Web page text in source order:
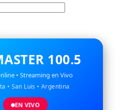
100.5
• Streaming en Vivo
• San Luis • Argentina
EN VIVO